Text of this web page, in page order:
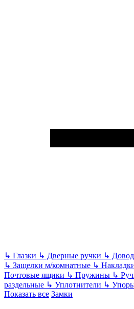
↳ Глазки ↳ Дверные ручки ↳
↳ Защелки м/комнатные ↳
Почтовые ящики ↳ Пружины ↳
раздельные ↳ Уплотнители ↳
Показать все Замки